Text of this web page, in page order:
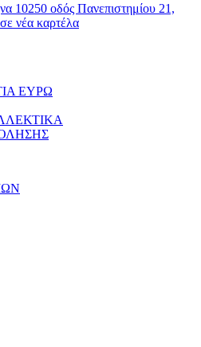
10250 οδός Πανεπιστημίου 21,
νέα καρτέλα
ΕΥΡΩ